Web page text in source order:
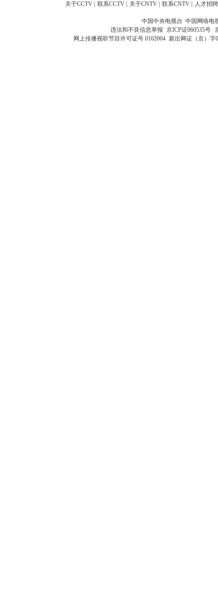
关于CCTV 联系CCTV 关于CNTV 联系CNTV 人才招聘
中国中央电视台 中国网络电
违法和不良信息举报 京ICP证060535号
网上传播视听节目许可证号 0102004 新出网证（京）